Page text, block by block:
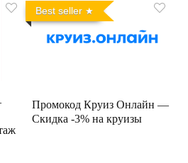
Best seller
Промокод Круиз Онлайн —
Скидка -3% на круизы